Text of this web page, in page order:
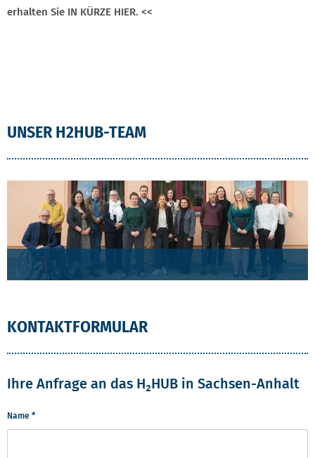
erhalten Sie IN KÜRZE HIER. <<
PROJEKTTEAM UND MATERIAL
UNSER H2HUB-TEAM
KONTAKTFORMULAR
Ihre Anfrage an das H₂HUB in Sachsen-Anhalt
Name *